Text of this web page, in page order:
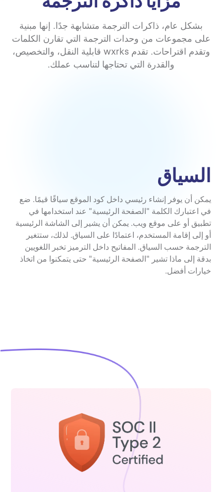
بشكل عام، ذاكرات الترجمة متشابهة جدًا. إنها مبنية
على مجموعات من وحدات الترجمة التي تقارن الكلمات
وتقدم اقتراحات. تقدم wxrks قابلية النقل، والتخصيص،
والقدرة التي تحتاجها لتناسب عملك.
السياق
يمكن أن يوفر إنشاء رئيسي داخل كود الموقع سياقًا قيمًا. ضع
في اعتبارك الكلمة "الصفحة الرئيسية" عند استخدامها في
تطبيق أو على موقع ويب. يمكن أن يشير إلى الشاشة الرئيسية
أو إلى إقامة المستخدم، اعتمادًا على السياق. لذلك، ستتغير
الترجمة حسب السياق. المفاتيح داخل الترميز تخبر اللغويين
بدقة إلى ماذا تشير "الصفحة الرئيسية" حتى يتمكنوا من اتخاذ
خيارات أفضل.